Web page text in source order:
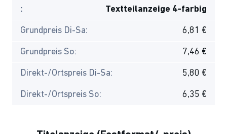
: Textteilanzeige 4-farbig
Grundpreis Di-Sa: 6,81 €
Grundpreis So: 7,46 €
Direkt-/Ortspreis Di-Sa: 5,80 €
Direkt-/Ortspreis So: 6,35 €